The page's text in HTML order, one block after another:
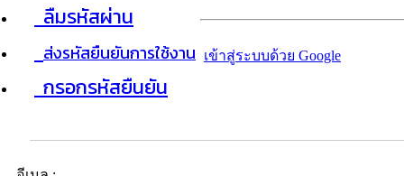
ลืมรหัสผ่าน
ส่งรหัสยืนยันการใช้งาน
กรอกรหัสยืนยัน
เข้าสู่ระบบด้วย Google